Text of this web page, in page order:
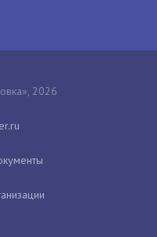
2026